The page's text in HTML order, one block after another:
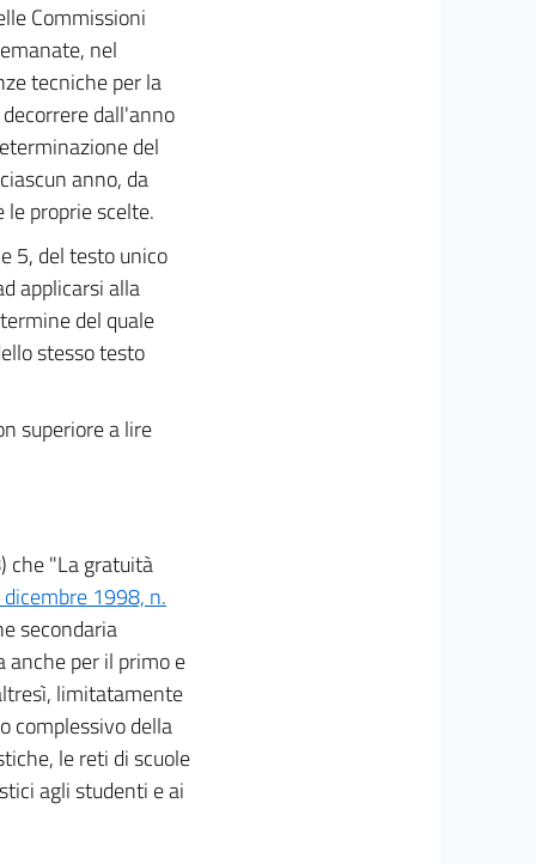
Commissioni
nel
tecniche per la
dall'anno
del
anno, da
proprie scelte.
5, del testo unico
applicarsi alla
del quale
stesso testo
superiore a lire
che "La gratuità
1998, n.
secondaria
anche per il primo e
limitatamente
complessivo della
le reti di scuole
agli studenti e ai